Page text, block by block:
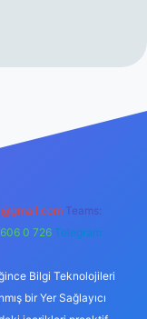
Teams:
0 726 Telegram:
Bilgi Teknolojileri
bir Yer Sağlayıcı